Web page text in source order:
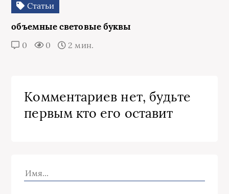
Статьи
объемные световые буквы
0 0 2 мин.
Комментариев нет, будьте
первым кто его оставит